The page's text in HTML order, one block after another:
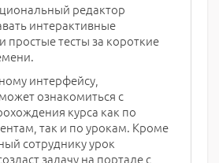
редактор
интерактивные
простые тесты за короткие
интерфейсу,
ознакомиться с
курса как по
так и по урокам. Кроме
сотруднику урок
задачу на портале с